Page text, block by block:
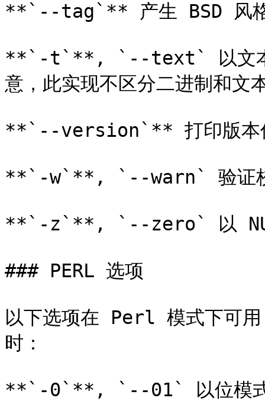
**`--tag`** 产生 BSD 风
**`-t`**, `--text` 以文本模
意，此实现不区分二进制和文
**`--version`** 打印版本
**`-w`**, `--warn` 验证校
**`-z`**, `--zero` 以 NUL
### PERL 选项
以下选项在 Perl 模式下可
时：
**`-0`**, `--01` 以位模式